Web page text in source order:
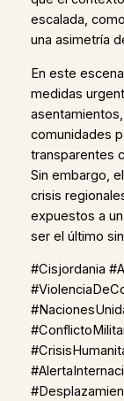
escalada,
una asimetría
En este
medidas
comunidades
transparentes
Sin embargo,
crisis
expuestos a
ser el último
#Cisjordania